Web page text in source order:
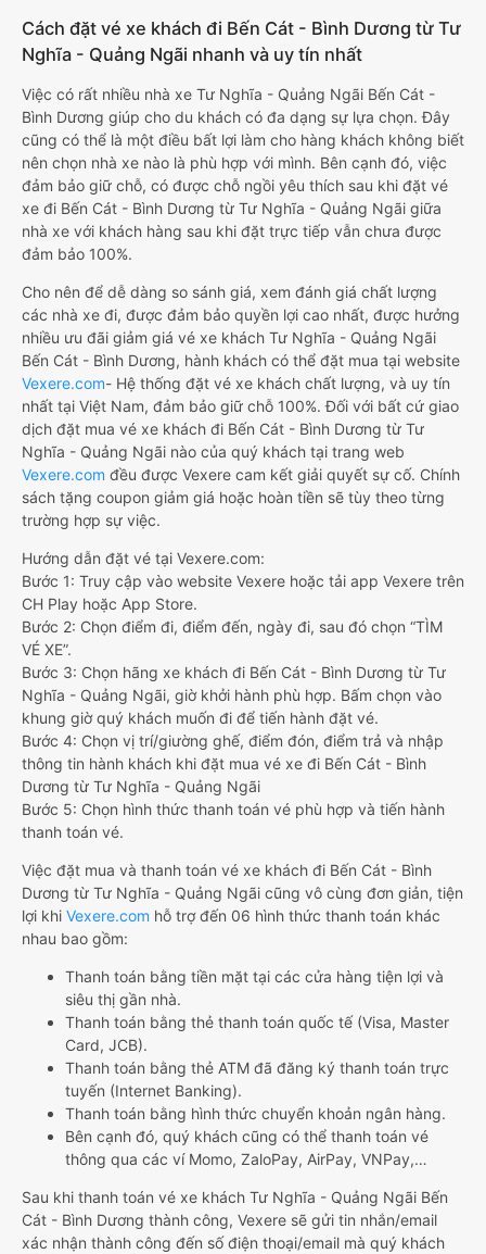
Cách đặt vé xe khách đi Bến Cát - Bình Dương từ Tư
Nghĩa - Quảng Ngãi nhanh và uy tín nhất
Việc có rất nhiều nhà xe Tư Nghĩa - Quảng Ngãi Bến Cát -
Bình Dương giúp cho du khách có đa dạng sự lựa chọn. Đây
cũng có thể là một điều bất lợi làm cho hàng khách không biết
nên chọn nhà xe nào là phù hợp với mình. Bên cạnh đó, việc
đảm bảo giữ chỗ, có được chỗ ngồi yêu thích sau khi đặt vé
xe đi Bến Cát - Bình Dương từ Tư Nghĩa - Quảng Ngãi giữa
nhà xe với khách hàng sau khi đặt trực tiếp vẫn chưa được
đảm bảo 100%.
Cho nên để dễ dàng so sánh giá, xem đánh giá chất lượng
các nhà xe đi, được đảm bảo quyền lợi cao nhất, được hưởng
nhiều ưu đãi giảm giá vé xe khách Tư Nghĩa - Quảng Ngãi
Bến Cát - Bình Dương, hành khách có thể đặt mua tại website
Vexere.com- Hệ thống đặt vé xe khách chất lượng, và uy tín
nhất tại Việt Nam, đảm bảo giữ chỗ 100%. Đối với bất cứ giao
dịch đặt mua vé xe khách đi Bến Cát - Bình Dương từ Tư
Nghĩa - Quảng Ngãi nào của quý khách tại trang web
Vexere.com đều được Vexere cam kết giải quyết sự cố. Chính
sách tặng coupon giảm giá hoặc hoàn tiền sẽ tùy theo từng
trường hợp sự việc.
Hướng dẫn đặt vé tại Vexere.com:
Bước 1: Truy cập vào website Vexere hoặc tải app Vexere trên
CH Play hoặc App Store.
Bước 2: Chọn điểm đi, điểm đến, ngày đi, sau đó chọn “TÌM
VÉ XE”.
Bước 3: Chọn hãng xe khách đi Bến Cát - Bình Dương từ Tư
Nghĩa - Quảng Ngãi, giờ khởi hành phù hợp. Bấm chọn vào
khung giờ quý khách muốn đi để tiến hành đặt vé.
Bước 4: Chọn vị trí/giường ghế, điểm đón, điểm trả và nhập
thông tin hành khách khi đặt mua vé xe đi Bến Cát - Bình
Dương từ Tư Nghĩa - Quảng Ngãi
Bước 5: Chọn hình thức thanh toán vé phù hợp và tiến hành
thanh toán vé.
Việc đặt mua và thanh toán vé xe khách đi Bến Cát - Bình
Dương từ Tư Nghĩa - Quảng Ngãi cũng vô cùng đơn giản, tiện
lợi khi Vexere.com hỗ trợ đến 06 hình thức thanh toán khác
nhau bao gồm:
Thanh toán bằng tiền mặt tại các cửa hàng tiện lợi và
siêu thị gần nhà.
Thanh toán bằng thẻ thanh toán quốc tế (Visa, Master
Card, JCB).
Thanh toán bằng thẻ ATM đã đăng ký thanh toán trực
tuyến (Internet Banking).
Thanh toán bằng hình thức chuyển khoản ngân hàng.
Bên cạnh đó, quý khách cũng có thể thanh toán vé
thông qua các ví Momo, ZaloPay, AirPay, VNPay,…
Sau khi thanh toán vé xe khách Tư Nghĩa - Quảng Ngãi Bến
Cát - Bình Dương thành công, Vexere sẽ gửi tin nhắn/email
xác nhận thành công đến số điện thoại/email mà quý khách